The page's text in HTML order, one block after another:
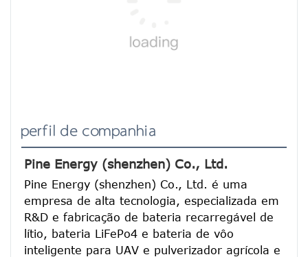
perfil de companhia
Pine Energy (shenzhen) Co., Ltd.
Pine Energy (shenzhen) Co., Ltd. é uma
empresa de alta tecnologia, especializada em
R&D e fabricação de bateria recarregável de
lítio, bateria LiFePo4 e bateria de vôo
inteligente para UAV e pulverizador agrícola e